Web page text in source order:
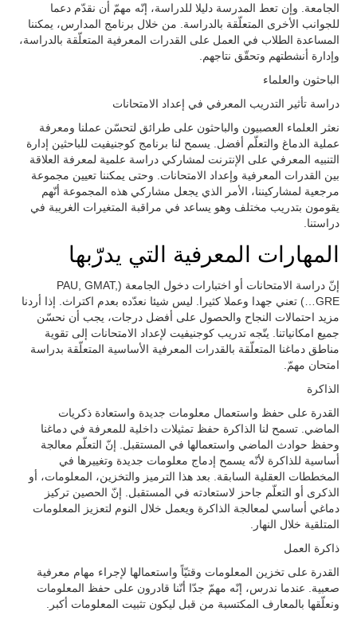
الجامعة. وإن تعط المدرسة دليلا للدراسة، إنّه مهمّ أن نقدّم دعما
للجوانب الأخرى المتعلّقة بالدراسة. من خلال برنامج المدارس، يمكننا
المساعدة الطلاب في العمل على القدرات المعرفية المتعلّقة بالدراسة،
وإدارة أنشطتهم وتحقّق نتاجهم.
الباحثون والعلماء
دراسة تأثير التدريب المعرفي في إعداد الامتحانات
نعثر العلماء العصبيون والباحثون على طرائق لتحسّن عملنا ومعرفة
عملية الدماغ والتعلّم أفضل. يسمح لنا برنامج كوجنيفيت للباحثين إدارة
التنبيه المعرفي على الإنترنت لمشاركي دراسة علمية لمعرفة العلاقة
بين القدرات المعرفية وإعداد الامتحانات. وحتى يمكننا تعيين مجموعة
مرجعية لمشاركيننا، الأمر الذي يجعل مشاركي هذه المجموعة أنّهم
يقومون بتدريب مختلف وهو يساعد في مراقبة المتغيرات الغريبة في
دراستنا.
المهارات المعرفية التي يدرّبها
إنّ دراسة الامتحانات أو اختبارات دخول الجامعة (PAU, GMAT,
GRE…) تعني جهدا وعملا كثيرا. ليس شيئا نعدّده بعدم اكتراث. إذا أردنا
مزيد احتمالات النجاح والحصول على أفضل درجات، يجب أن نحسّن
جميع امكانياتنا. يتّجه تدريب كوجنيفيت لإعداد الامتحانات إلى تقوية
مناطق دماغنا المتعلّقة بالقدرات المعرفية الأساسية المتعلّقة بدراسة
امتحان مهمّ.
الذاكرة
القدرة على حفظ واستعمال معلومات جديدة واستعادة ذكريات
الماضي. تسمح لنا الذاكرة حفظ تمثيلات داخلية للمعرفة في دماغنا
وحفظ حوادث الماضي واستعمالها في المستقبل. إنّ التعلّم معالجة
أساسية للذاكرة لأنّه يسمح إدماج معلومات جديدة وتغييرها في
المخططات العقلية السابقة. بعد هذا الترميز والتخزين، المعلومات، أو
الذكرى أو التعلّم جاحز لاستعادته في المستقبل. إنّ الحصين تركيز
دماغي أساسي لمعالجة الذاكرة ويعمل خلال النوم لتعزيز المعلومات
المتلقية خلال النهار.
ذاكرة العمل
القدرة على تخزين المعلومات وقتيّاً واستعمالها لإجراء مهام معرفية
صعبية. عندما ندرس، إنّه مهمّ جدّا أنّنا قادرون على حفظ المعلومات
ونعلّقها بالمعارف المكتسبة من قبل ليكون تثبيت المعلومات أكبر.